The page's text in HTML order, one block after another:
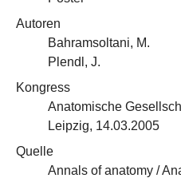
Autoren
Bahramsoltani, M.
Plendl, J.
Kongress
Anatomische
Leipzig, 14.03.2005
Quelle
Annals of anatomy /